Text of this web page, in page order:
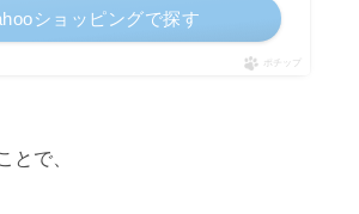
ショッピングで探す
ポチップ
とで、